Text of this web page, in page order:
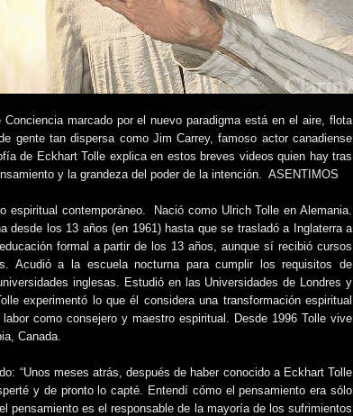
marcado por el nuevo paradigma está en el aire, flota
gente tan dispersa como Jim Carrey, famoso actor canadiense
de Eckhart Tolle explica en estos breves videos quien hay tras
y la grandeza del poder de la intención. ASENTIMOS
espiritual contemporáneo. Nació como Ulrich Tolle en Alemania.
desde los 13 años (en 1961) hasta que se trasladó a Inglaterra a
formal a partir de los 13 años, aunque sí recibió cursos
Acudió a la escuela nocturna para cumplir los requisitos de
inglesas. Estudió en las Universidades de Londres y
experimentó lo que él considera una transformación espiritual
como consejero y maestro espiritual. Desde 1996 Tolle vive
Canada.
“Unos meses atrás, después de haber conocido a Eckhart Tolle
y de pronto lo capté. Entendí cómo el pensamiento era sólo
pensamiento es el responsable de la mayoría de los sufrimientos